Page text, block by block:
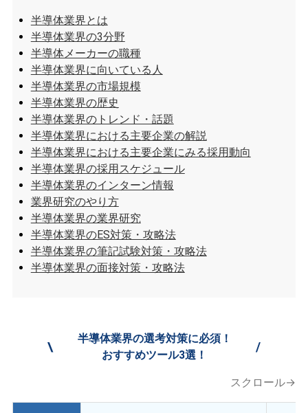
半導体業界とは
半導体業界の3分野
半導体メーカーの職種
半導体業界に向いている人
半導体業界の市場規模
半導体業界の歴史
半導体業界のトレンド・話題
半導体業界における主要企業の解説
半導体業界における主要企業にみる採用動向
半導体業界の採用スケジュール
半導体業界のインターン情報
業界研究のやり方
半導体業界の業界研究
半導体業界のES対策・攻略法
半導体業界の筆記試験対策・攻略法
半導体業界の面接対策・攻略法
\
半導体業界の選考対策に必須！
おすすめツール3選！
/
スクロール→